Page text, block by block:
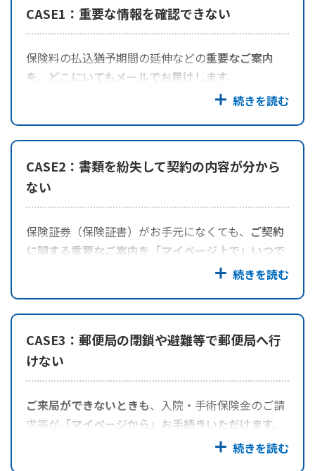
ラジオ体操・みんなの体操
CASE1：重要な情報を確認できない
保険料の払込猶予期間の延伸などの重要なご案内
を、どこにいてもメールでお届けします。
CASE2：書類を紛失して契約の内容が分から
ない
保険証券（保険証書）がお手元になくても、 ご契約
に関する重要なご案内を「マイページ上で」いつで
CASE3：郵便局の閉鎖や避難等で郵便局へ行
けない
ご来局ができないときも、入院・手術保険金のご請
求等が 「マイページから」お手続きいただけます。